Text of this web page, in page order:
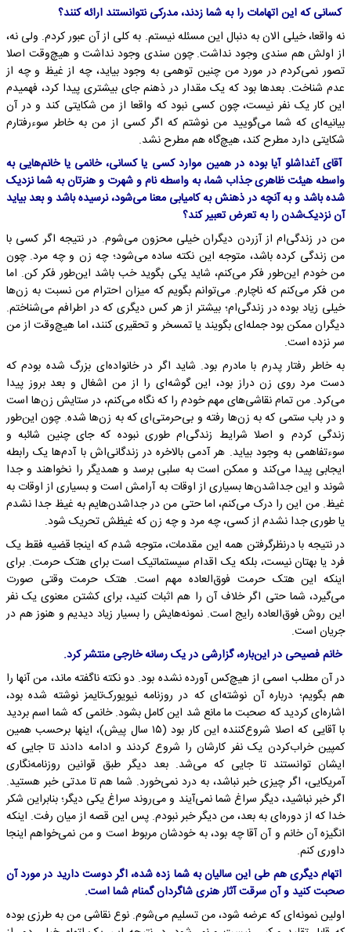
کسانی که این اتهامات را به شما زدند، مدرکی نتوانستند ارائه کنند؟
نه واقعا، خیلی الان به دنبال این مسئله نیستم. به کلی از آن عبور کردم. ولی نه،
از اولش هم سندی وجود نداشت. چون سندی وجود نداشت و هیچ‌وقت اصلا
تصور نمی‌کردم در مورد من چنین توهمی به وجود بیاید، چه از غیظ و چه از
عدم شناخت. بعدها بود که یک مقدار در ذهنم جای بیشتری پیدا کرد، فهمیدم
این کار یک نفر نیست، چون کسی نبود که واقعا از من شکایتی کند و در آن
بیانیه‌ای که شما می‌گویید من نوشتم که اگر کسی از من به خاطر سوء‌رفتارم
شکایتی دارد مطرح کند، هیچ‌گاه هم مطرح نشد.
آقای آغداشلو آیا بوده در همین موارد کسی یا کسانی، خانمی یا خانم‌هایی به
واسطه هیئت ظاهری جذاب شما، به واسطه نام و شهرت و هنرتان به شما نزدیک
شده باشد و به آنچه در ذهنش به کامیابی معنا می‌شود، نرسیده باشد و بعد بیاید
آن نزدیک‌شدن را به تعرض تعبیر کند؟
من در زندگی‌ام از آزردن دیگران خیلی محزون می‌شوم. در نتیجه اگر کسی با
من زندگی کرده باشد، متوجه این نکته ساده می‌شود؛ چه زن و چه مرد. چون
من خودم این‌طور فکر می‌کنم، شاید یکی بگوید خب باشد این‌طور فکر کن. اما
من فکر می‌کنم که ناچارم. می‌توانم بگویم که میزان احترام من نسبت به زن‌ها
خیلی زیاد بوده در زندگی‌ام؛ بیشتر از هر کس دیگری که در اطرافم می‌شناختم.
دیگران ممکن بود جمله‌ای بگویند یا تمسخر و تحقیری کنند، اما هیچ‌وقت از من
سر نزده است.
به خاطر رفتار پدرم با مادرم بود. شاید اگر در خانواده‌ای بزرگ شده بودم که
دست مرد روی زن دراز بود، این گوشه‌ای را از من اشغال و بعد بروز پیدا
می‌کرد. من تمام نقاشی‌های مهم خودم را که نگاه می‌کنم، در ستایش زن‌ها است
و در باب ستمی که به زن‌ها رفته و بی‌حرمتی‌ای که به زن‌ها شده. چون این‌طور
زندگی کردم و اصلا شرایط زندگی‌ام طوری نبوده که جای چنین شائبه و
سوء‌تفاهمی به وجود بیاید. هر آدمی بالاخره در زندگانی‌اش با آدم‌ها یک رابطه
ایجابی پیدا می‌کند و ممکن است به سلبی برسد و همدیگر را نخواهند و جدا
شوند و این جداشدن‌ها بسیاری از اوقات به آرامش است و بسیاری از اوقات به
غیظ. من این را درک می‌کنم، اما حتی من در جداشدن‌هایم به غیظ جدا نشدم
یا طوری جدا نشدم از کسی، چه مرد و چه زن که غیظش تحریک شود.
در نتیجه با درنظرگرفتن همه این مقدمات، متوجه شدم که اینجا قضیه فقط یک
فرد یا بهتان نیست، بلکه یک اقدام سیستماتیک است برای هتک حرمت. برای
اینکه این هتک حرمت فوق‌العاده مهم است. هتک حرمت وقتی صورت
می‌گیرد، شما حتی اگر خلاف آن را هم اثبات کنید، برای کشتن معنوی یک نفر
این روش فوق‌العاده رایج است. نمونه‌هایش را بسیار زیاد دیدیم و هنوز هم در
جریان است.
خانم فصیحی در این‌باره، گزارشی در یک رسانه خارجی منتشر کرد.
در آن مطلب اسمی از هیچ‌کس آورده نشده بود. دو نکته ناگفته ماند، من آنها را
هم بگویم؛ درباره آن نوشته‌ای که در روزنامه نیویورک‌تایمز نوشته شده بود،
اشاره‌ای کردید که صحبت ما مانع شد این کامل بشود. خانمی که شما اسم بردید
با آقایی که اصلا شروع‌کننده این کار بود (۱۵ سال پیش)، اینها برحسب همین
کمپین خراب‌کردن یک نفر کارشان را شروع کردند و ادامه دادند تا جایی که
ایشان توانستند تا جایی که می‌شد. بعد دیگر طبق قوانین روزنامه‌نگاری
آمریکایی، اگر چیزی خبر نباشد، به درد نمی‌خورد. شما هم تا مدتی خبر هستید.
اگر خبر نباشید، دیگر سراغ شما نمی‌آیند و می‌روند سراغ یکی دیگر؛ بنابراین شکر
خدا که از دوره‌ای به بعد، من دیگر خبر نبودم. پس این قصه از میان رفت. اینکه
انگیزه آن خانم و آن آقا چه بود، به خودشان مربوط است و من نمی‌خواهم اینجا
داوری کنم.
اتهام دیگری هم طی این سالیان به شما زده شده، اگر دوست دارید در مورد آن
صحبت کنید و آن سرقت آثار هنری شاگردان گمنام شما است.
اولین نمونه‌ای که عرضه شود، من تسلیم می‌شوم. نوع نقاشی من به طرزی بوده